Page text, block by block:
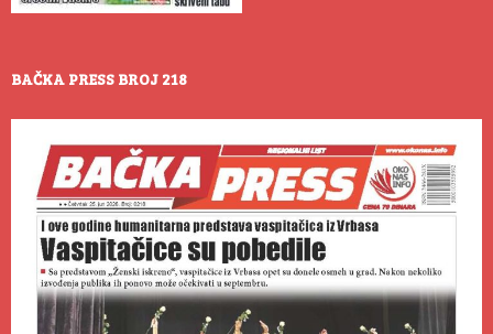
BAČKA PRESS BROJ 218